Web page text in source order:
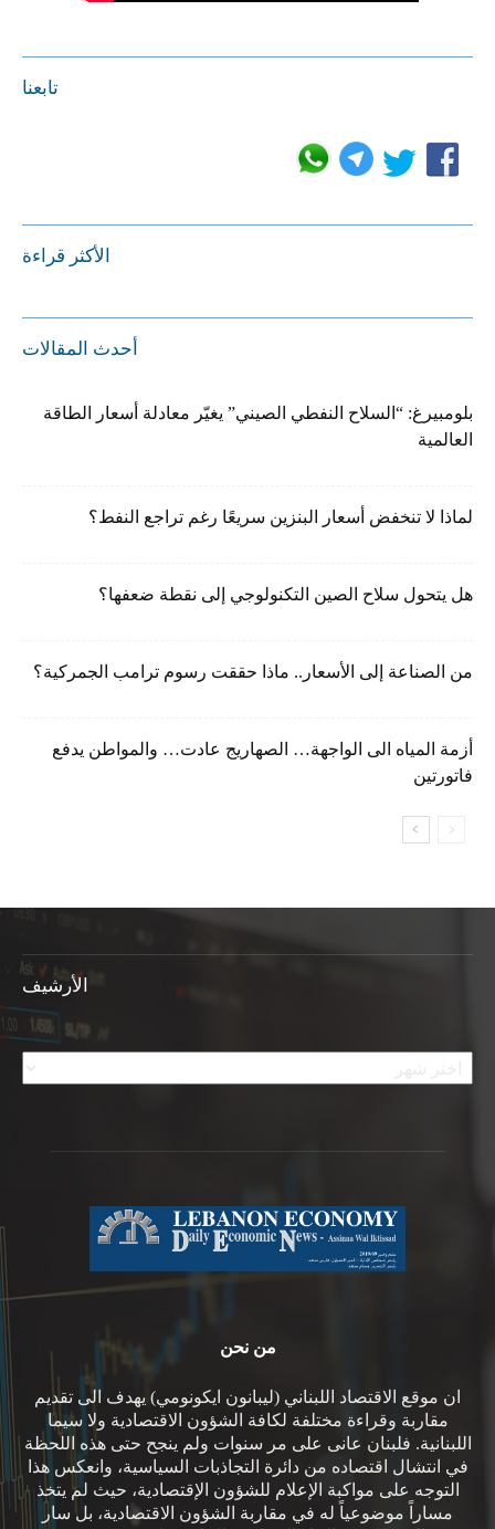
تابعنا
الأكثر قراءة
أحدث المقالات
بلومبيرغ: “السلاح النفطي الصيني” يغيّر معادلة أسعار الطاقة
العالمية
لماذا لا تنخفض أسعار البنزين سريعًا رغم تراجع النفط؟
هل يتحول سلاح الصين التكنولوجي إلى نقطة ضعفها؟
من الصناعة إلى الأسعار.. ماذا حققت رسوم ترامب الجمركية؟
أزمة المياه الى الواجهة… الصهاريج عادت… والمواطن يدفع
فاتورتين
الأرشيف
الأرشيف
من نحن
ان موقع الاقتصاد اللبناني (ليبانون ايكونومي) يهدف الى تقديم
مقاربة وقراءة مختلفة لكافة الشؤون الاقتصادية ولا سيما
اللبنانية. فلبنان عانى على مر سنوات ولم ينجح حتى هذه اللحظة
في انتشال اقتصاده من دائرة التجاذبات السياسية، وانعكس هذا
التوجه على مواكبة الإعلام للشؤون الإقتصادية، حيث لم يتخذ
مساراً موضوعياً له في مقاربة الشؤون الاقتصادية، بل سار